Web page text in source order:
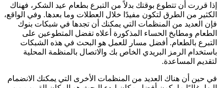
إذا قررت أن تتطوع بوقتك بدلاً من التبرع بطعام عيد الشكر، فهناك
الكثير من الطرق لتكون مفيدًا خلال العطلات وما بعدها. وفي الواقع،
فإن العديد من المنظمات التي يمكنك أن تجدها في شبكات بنوك
الطعام ومطابخ الحساء المذكورة أعلاه تفضل المتطوعين على
التبرع بالطعام. أفضل مسار للعمل هو البحث في هذه الشبكات
باستخدام الرمز البريدي الخاص بك والاتصال بالمنظمة المحلية
لتقديم المساعدة.
في حين أن هناك العديد من المنظمات الأخرى التي يمكنك الانضمام